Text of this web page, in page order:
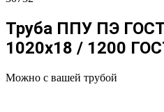
Труба ППУ ПЭ
1020x18 / 1200
Можно с вашей трубой